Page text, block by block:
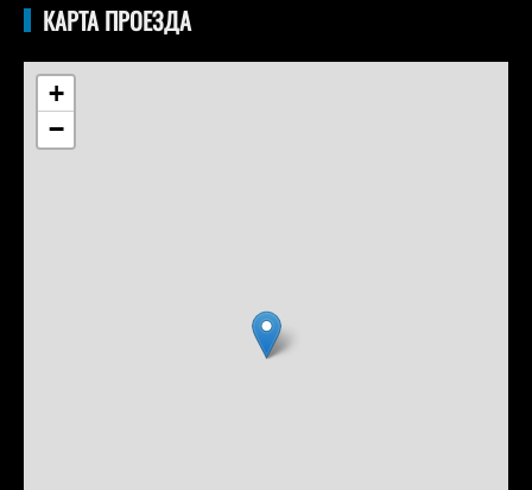
КАРТА ПРОЕЗДА
+
−